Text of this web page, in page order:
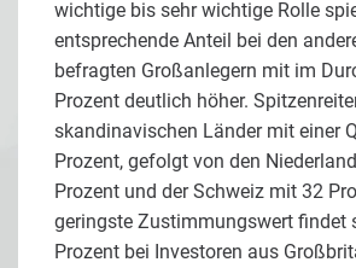
wichtige bis sehr wichtige Rolle
entsprechende Anteil bei den
befragten Großanlegern mit im
Prozent deutlich höher.
skandinavischen Länder mit einer
Prozent, gefolgt von den
Prozent und der Schweiz mit 32
geringste Zustimmungswert findet
Prozent bei Investoren aus